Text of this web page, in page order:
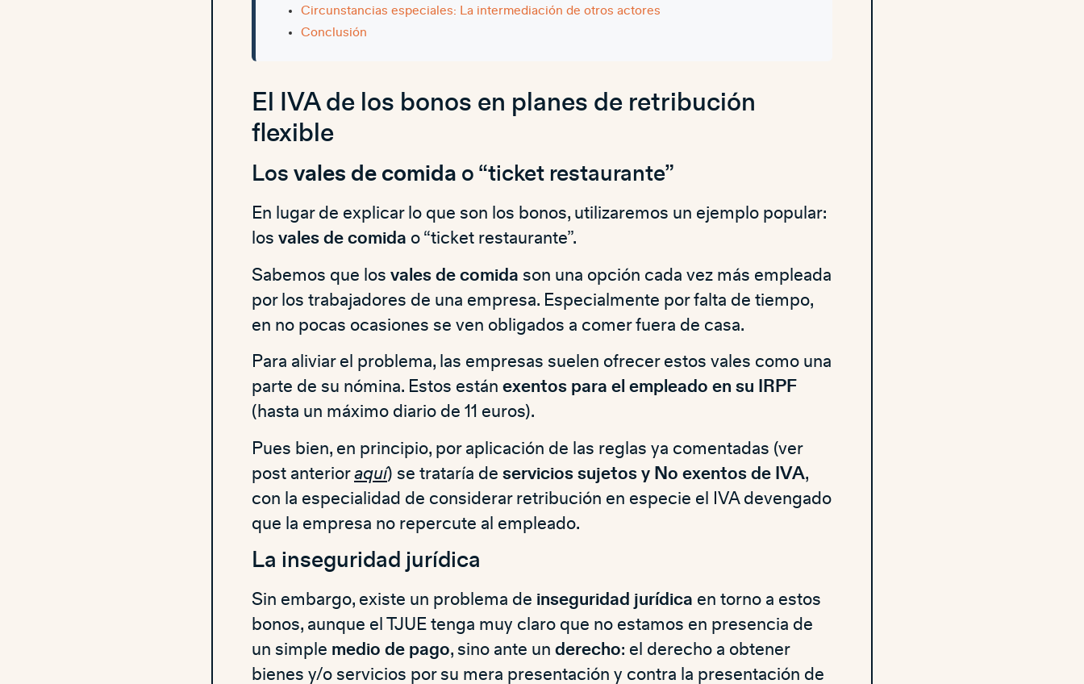
Circunstancias especiales: La intermediación de otros actores
Conclusión
El IVA de los bonos en planes de retribución
flexible
Los vales de comida o “ticket restaurante”
En lugar de explicar lo que son los bonos, utilizaremos un ejemplo popular:
los vales de comida o “ticket restaurante”.
Sabemos que los vales de comida son una opción cada vez más empleada
por los trabajadores de una empresa. Especialmente por falta de tiempo,
en no pocas ocasiones se ven obligados a comer fuera de casa.
Para aliviar el problema, las empresas suelen ofrecer estos vales como una
parte de su nómina. Estos están exentos para el empleado en su IRPF
(hasta un máximo diario de 11 euros).
Pues bien, en principio, por aplicación de las reglas ya comentadas (ver
post anterioraquí) se trataría de servicios sujetos y No exentos de IVA,
con la especialidad de considerar retribución en especie el IVA devengado
que la empresa no repercute al empleado.
La inseguridad jurídica
Sin embargo, existe un problema de inseguridad jurídica en torno a estos
bonos, aunque el TJUE tenga muy claro que no estamos en presencia de
un simple medio de pago, sino ante un derecho: el derecho a obtener
bienes y/o servicios por su mera presentación y contra la presentación de